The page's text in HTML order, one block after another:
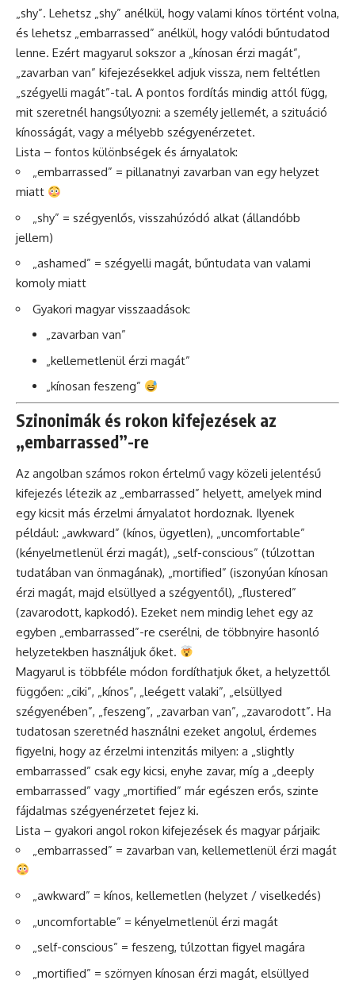
„shy”. Lehetsz „shy” anélkül, hogy valami kínos történt volna,
és lehetsz „embarrassed” anélkül, hogy valódi bűntudatod
lenne. Ezért magyarul sokszor a „kínosan érzi magát”,
„zavarban van” kifejezésekkel adjuk vissza, nem feltétlen
„szégyelli magát”-tal. A pontos fordítás mindig attól függ,
mit szeretnél hangsúlyozni: a személy jellemét, a szituáció
kínosságát, vagy a mélyebb szégyenérzetet.
Lista – fontos különbségek és árnyalatok:
„embarrassed” = pillanatnyi zavarban van egy helyzet
miatt
„shy” = szégyenlős, visszahúzódó alkat (állandóbb
jellem)
„ashamed” = szégyelli magát, bűntudata van valami
komoly miatt
Gyakori magyar visszaadások:
„zavarban van”
„kellemetlenül érzi magát”
„kínosan feszeng”
Szinonimák és rokon kifejezések az
„embarrassed”-re
Az angolban számos rokon értelmű vagy közeli jelentésű
kifejezés létezik az „embarrassed” helyett, amelyek mind
egy kicsit más érzelmi árnyalatot hordoznak. Ilyenek
például: „awkward” (kínos, ügyetlen), „uncomfortable”
(kényelmetlenül érzi magát), „self-conscious” (túlzottan
tudatában van önmagának), „mortified” (iszonyúan kínosan
érzi magát, majd elsüllyed a szégyentől), „flustered”
(zavarodott, kapkodó). Ezeket nem mindig lehet egy az
egyben „embarrassed”-re cserélni, de többnyire hasonló
helyzetekben használjuk őket.
Magyarul is többféle módon fordíthatjuk őket, a helyzettől
függően: „ciki”, „kínos”, „leégett valaki”, „elsüllyed
szégyenében”, „feszeng”, „zavarban van”, „zavarodott”. Ha
tudatosan szeretnéd használni ezeket angolul, érdemes
figyelni, hogy az érzelmi intenzitás milyen: a „slightly
embarrassed” csak egy kicsi, enyhe zavar, míg a „deeply
embarrassed” vagy „mortified” már egészen erős, szinte
fájdalmas szégyenérzetet fejez ki.
Lista – gyakori angol rokon kifejezések és magyar párjaik:
„embarrassed” = zavarban van, kellemetlenül érzi magát
„awkward” = kínos, kellemetlen (helyzet / viselkedés)
„uncomfortable” = kényelmetlenül érzi magát
„self-conscious” = feszeng, túlzottan figyel magára
„mortified” = szörnyen kínosan érzi magát, elsüllyed